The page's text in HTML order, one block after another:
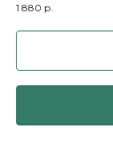
1 880 р.